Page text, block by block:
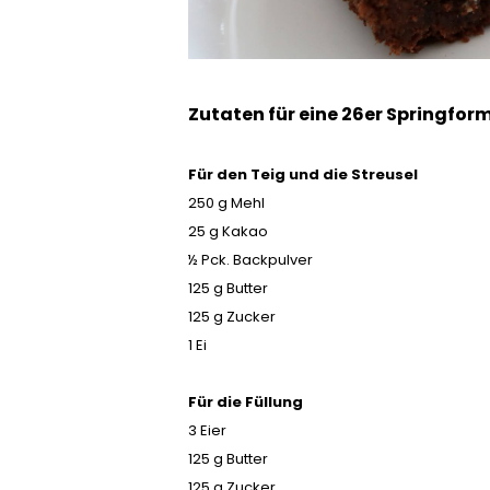
Zutaten für eine 26er
Für den Teig und die Streusel
250 g Mehl
25 g Kakao
½ Pck. Backpulver
125 g Butter
125 g Zucker
1 Ei
Für die Füllung
3 Eier
125 g Butter